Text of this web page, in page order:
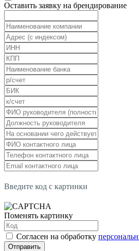
Оставить заявку на брендирование
Введите код с картинки
Поменять картинку
Согласен на обработку
Отправить